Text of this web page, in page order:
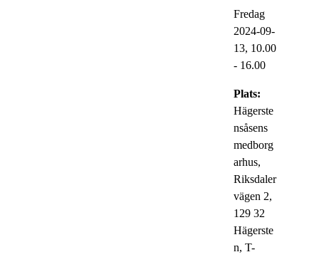
Fredag
2024-09-
13, 10.00
- 16.00
Plats:
Hägerste
nsåsens
medborg
arhus,
Riksdaler
vägen 2,
129 32
Hägerste
n, T-